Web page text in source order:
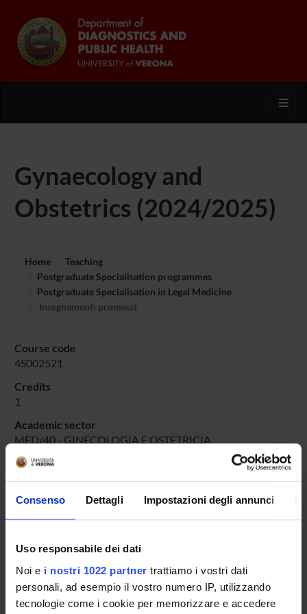
Consenso Dettagli Impostazioni degli annunci
Uso responsabile dei dati
Noi e i nostri 1022 partner trattiamo i vostri dati
personali, ad esempio il vostro numero IP, utilizzando
tecnologie come i cookie per memorizzare e accedere
Gynaecology and
Obstetrics (2024/2025)
Home
Teaching
Postgraduate Specialisation programmes
Postgraduate Specialisation in Legal Medicine
Insegnamenti promessi
Course code
4S002521
Credits
1
Academic sector
MED/40 - GINECOLOGIA E OSTETRICIA
Degree Programme
Courses
Notices
Governing bodies